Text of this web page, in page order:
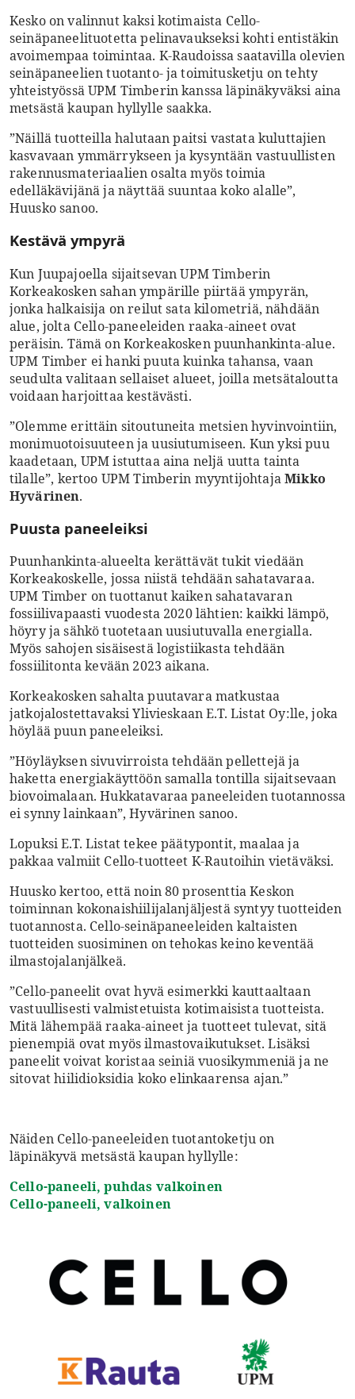
Kesko on valinnut kaksi kotimaista Cello-
seinäpaneelituotetta pelinavaukseksi kohti entistäkin
avoimempaa toimintaa. K-Raudoissa saatavilla olevien
seinäpaneelien tuotanto- ja toimitusketju on tehty
yhteistyössä UPM Timberin kanssa läpinäkyväksi aina
metsästä kaupan hyllylle saakka.
”Näillä tuotteilla halutaan paitsi vastata kuluttajien
kasvavaan ymmärrykseen ja kysyntään vastuullisten
rakennusmateriaalien osalta myös toimia
edelläkävijänä ja näyttää suuntaa koko alalle”,
Huusko sanoo.
Kestävä ympyrä
Kun Juupajoella sijaitsevan UPM Timberin
Korkeakosken sahan ympärille piirtää ympyrän,
jonka halkaisija on reilut sata kilometriä, nähdään
alue, jolta Cello-paneeleiden raaka-aineet ovat
peräisin. Tämä on Korkeakosken puunhankinta-alue.
UPM Timber ei hanki puuta kuinka tahansa, vaan
seudulta valitaan sellaiset alueet, joilla metsätaloutta
voidaan harjoittaa kestävästi.
”Olemme erittäin sitoutuneita metsien hyvinvointiin,
monimuotoisuuteen ja uusiutumiseen. Kun yksi puu
kaadetaan, UPM istuttaa aina neljä uutta tainta
tilalle”, kertoo UPM Timberin myyntijohtajaMikko
Hyvärinen.
Puusta paneeleiksi
Puunhankinta-alueelta kerättävät tukit viedään
Korkeakoskelle, jossa niistä tehdään sahatavaraa.
UPM Timber on tuottanut kaiken sahatavaran
fossiilivapaasti vuodesta 2020 lähtien: kaikki lämpö,
höyry ja sähkö tuotetaan uusiutuvalla energialla.
Myös sahojen sisäisestä logistiikasta tehdään
fossiilitonta kevään 2023 aikana.
Korkeakosken sahalta puutavara matkustaa
jatkojalostettavaksi Ylivieskaan E.T. Listat Oy:lle, joka
höylää puun paneeleiksi.
”Höyläyksen sivuvirroista tehdään pellettejä ja
haketta energiakäyttöön samalla tontilla sijaitsevaan
biovoimalaan. Hukkatavaraa paneeleiden tuotannossa
ei synny lainkaan”, Hyvärinen sanoo.
Lopuksi E.T. Listat tekee päätypontit, maalaa ja
pakkaa valmiit Cello-tuotteet K-Rautoihin vietäväksi.
Huusko kertoo, että noin 80 prosenttia Keskon
toiminnan kokonaishiilijalanjäljestä syntyy tuotteiden
tuotannosta. Cello-seinäpaneeleiden kaltaisten
tuotteiden suosiminen on tehokas keino keventää
ilmastojalanjälkeä.
”Cello-paneelit ovat hyvä esimerkki kauttaaltaan
vastuullisesti valmistetuista kotimaisista tuotteista.
Mitä lähempää raaka-aineet ja tuotteet tulevat, sitä
pienempiä ovat myös ilmastovaikutukset. Lisäksi
paneelit voivat koristaa seiniä vuosikymmeniä ja ne
sitovat hiilidioksidia koko elinkaarensa ajan.”
Näiden Cello-paneeleiden tuotantoketju on
läpinäkyvä metsästä kaupan hyllylle:
Cello-paneeli, puhdas valkoinen
Cello-paneeli, valkoinen